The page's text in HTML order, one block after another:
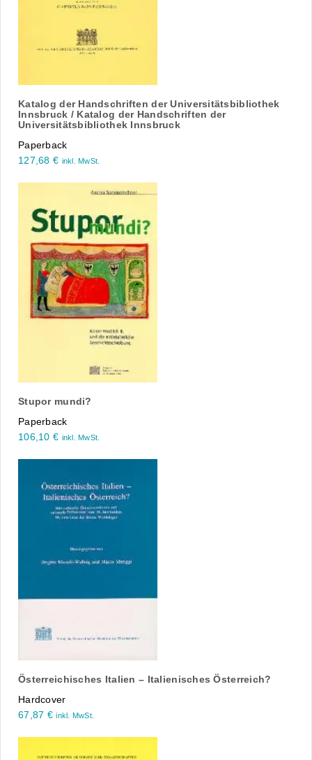
Katalog der Handschriften der Universitätsbibliothek
Innsbruck / Katalog der Handschriften der
Universitätsbibliothek Innsbruck
Paperback
127,68 € inkl. MwSt.
Stupor mundi?
Paperback
106,10 € inkl. MwSt.
Österreichisches Italien – Italienisches Österreich?
Hardcover
67,87 € inkl. MwSt.